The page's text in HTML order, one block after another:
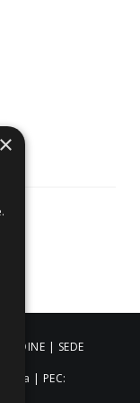
UDINE | SEDE
| PEC:
×